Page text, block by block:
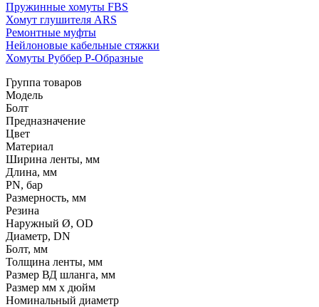
Пружинные хомуты FBS
Хомут глушителя ARS
Ремонтные муфты
Нейлоновые кабельные стяжки
Хомуты Руббер Р-Образные
Группа товаров
Модель
Болт
Предназначение
Цвет
Материал
Ширина ленты, мм
Длина, мм
PN, бар
Размерность, мм
Резина
Наружный Ø, OD
Диаметр, DN
Болт, мм
Толщина ленты, мм
Размер ВД шланга, мм
Размер мм x дюйм
Номинальный диаметр